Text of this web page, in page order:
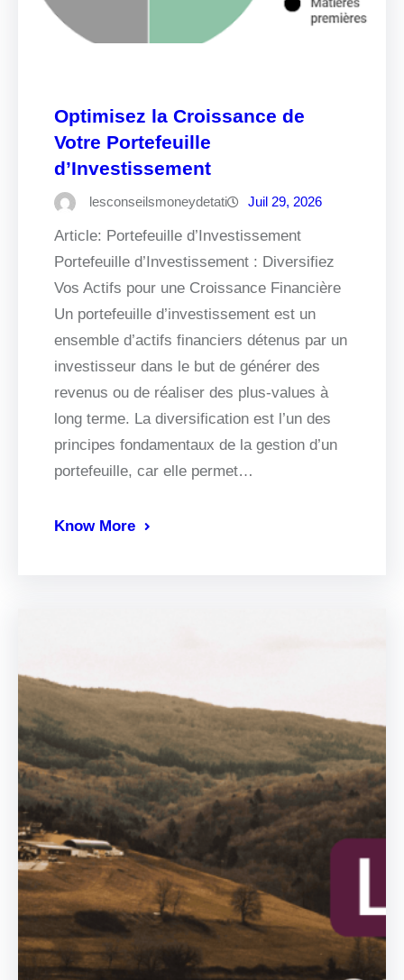
Optimisez la Croissance de
Votre Portefeuille
d’Investissement
lesconseilsmoneydetati Juil 29, 2026
Article: Portefeuille d’Investissement
Portefeuille d’Investissement : Diversifiez
Vos Actifs pour une Croissance Financière
Un portefeuille d’investissement est un
ensemble d’actifs financiers détenus par un
investisseur dans le but de générer des
revenus ou de réaliser des plus-values à
long terme. La diversification est l’un des
principes fondamentaux de la gestion d’un
portefeuille, car elle permet…
Know More